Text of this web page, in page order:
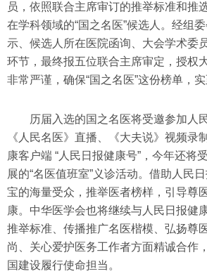
员，依照联合主席审订的推举标准和推
在学科领域的“国之名医”候选人。经组
示、候选人所在医院函询、大会学术委
环节，最终报五位联合主席审定，授权
非常严谨，确保“国之名医”这份榜单，实
历届入选的国之名医将受邀参加人
《人民名医》直播、《大夫说》视频录
康客户端 “人民日报健康号”，今年还将
展的“名医值班室”义诊活动。借助人民
宝的海量受众，推举医者榜样，引导尊
康。中华医学会也将继续与人民日报健
推举标准、传播推广名医楷模、弘扬尊
尚、关心爱护医务工作者方面精诚合作
国建设履行使命担当。